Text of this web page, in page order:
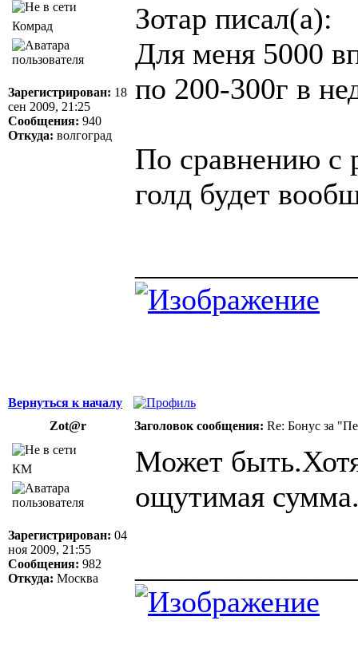
Комрад
Зарегистрирован: 18
сен 2009, 21:25
Сообщения: 940
Откуда: волгоград
Зотар писал(а):
Для меня 5000
по 200-300г в
По сравнению с
голд будет
Вернуться к началу
Zot@r
Заголовок сообщения: Re: Бонус за
КМ
Зарегистрирован: 04
ноя 2009, 21:55
Сообщения: 982
Откуда: Москва
Может
ощутимая